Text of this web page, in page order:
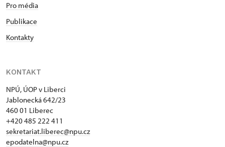
Pro média
Publikace
Kontakty
KONTAKT
NPÚ, ÚOP v Liberci
Jablonecká 642/23
460 01 Liberec
+420 485 222 411
sekretariat.liberec@npu.cz
epodatelna@npu.cz